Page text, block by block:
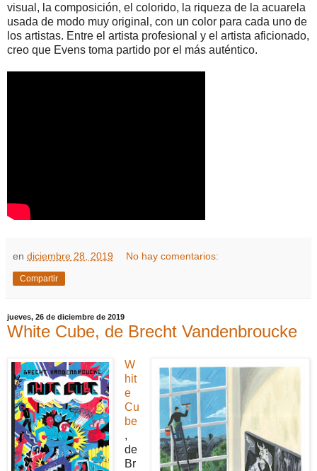
visual, la composición, el colorido, la riqueza de la acuarela
usada de modo muy original, con un color para cada uno de
los artistas. Entre el artista profesional y el artista aficionado,
creo que Evens toma partido por el más auténtico.
en diciembre 28, 2019 No hay comentarios:
Compartir
jueves, 26 de diciembre de 2019
White Cube, de Brecht Vandenbroucke
W
hit
e
Cu
be
,
de
Br